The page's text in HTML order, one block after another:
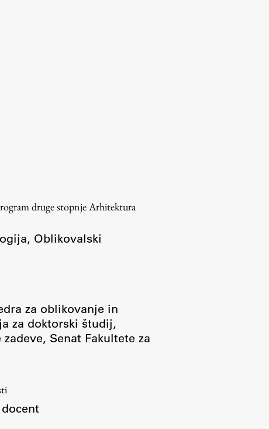
Raziskovalni projekti
druge stopnje Arhitektura
, Oblikovalski
za oblikovanje in
za doktorski študij,
, Senat Fakultete za